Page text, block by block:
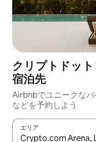
クリプトドッ
宿⁠泊⁠先
Airbnbでユニークな
な⁠ど⁠を予⁠約⁠し⁠よ⁠う
エリア
検索結果が表示された